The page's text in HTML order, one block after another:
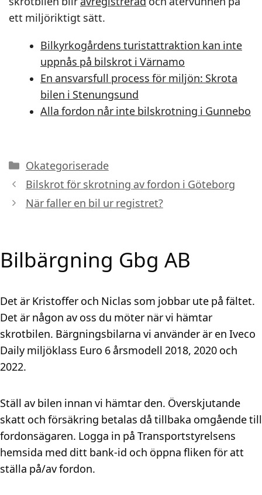
ett miljöriktigt sätt.
Bilkyrkogårdens turistattraktion kan inte
uppnås på bilskrot i Värnamo
En ansvarsfull process för miljön: Skrota
bilen i Stenungsund
Alla fordon når inte bilskrotning i Gunnebo
Kategorier
Okategoriserade
Bilskrot för skrotning av fordon i Göteborg
När faller en bil ur registret?
Bilbärgning Gbg AB
Det är Kristoffer och Niclas som jobbar ute på fältet.
Det är någon av oss du möter när vi hämtar
skrotbilen. Bärgningsbilarna vi använder är en Iveco
Daily miljöklass Euro 6 årsmodell 2018, 2020 och
2022.
Ställ av bilen innan vi hämtar den. Överskjutande
skatt och försäkring betalas då tillbaka omgående till
fordonsägaren. Logga in på Transportstyrelsens
hemsida med ditt bank-id och öppna fliken för att
ställa på/av fordon.